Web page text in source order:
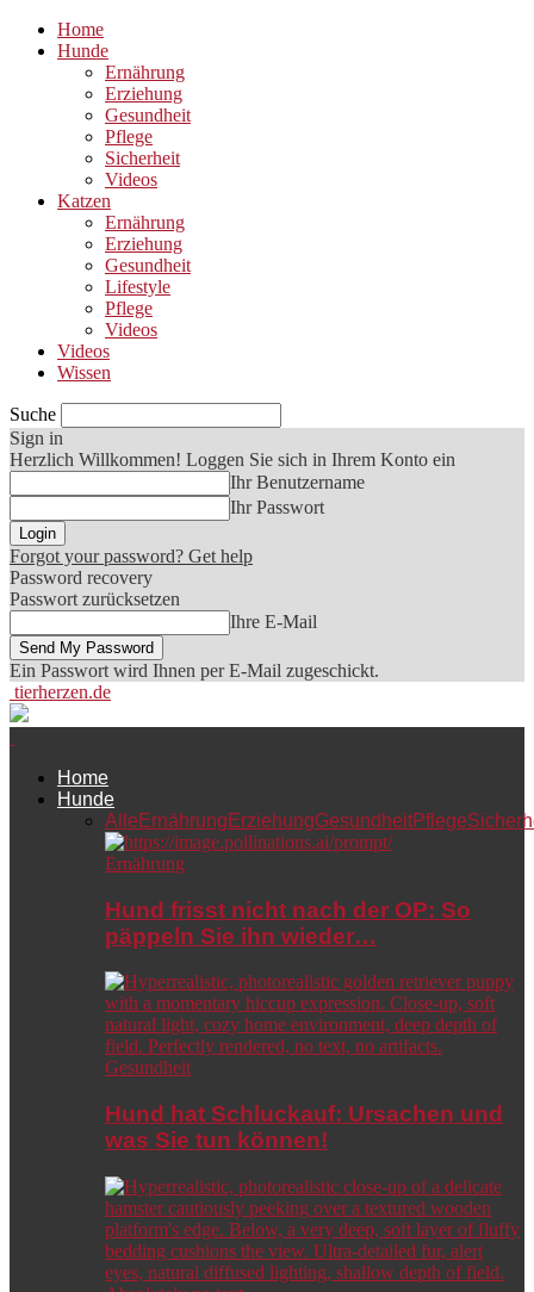
Home
Hunde
Ernährung
Erziehung
Gesundheit
Pflege
Sicherheit
Videos
Katzen
Ernährung
Erziehung
Gesundheit
Lifestyle
Pflege
Videos
Videos
Wissen
Suche
Sign in
Herzlich Willkommen! Loggen Sie sich in Ihrem Konto ein
Ihr Benutzername
Ihr Passwort
Forgot your password? Get help
Password recovery
Passwort zurücksetzen
Ihre E-Mail
Ein Passwort wird Ihnen per E-Mail zugeschickt.
tierherzen.de
Home
Hunde
Alle Ernährung ErziehungGesundheitPflege
Ernährung
Hund frisst nicht nach der OP: So
päppeln Sie ihn wieder…
Gesundheit
Hund hat Schluckauf: Ursachen und
was Sie tun können!